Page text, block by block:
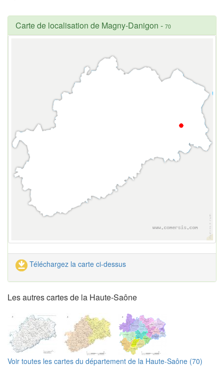
Carte de localisation de Magny-Danigon - 70
Téléchargez la carte ci-dessus
Les autres cartes de la Haute-Saône
Voir toutes les cartes du département de la Haute-Saône (70)